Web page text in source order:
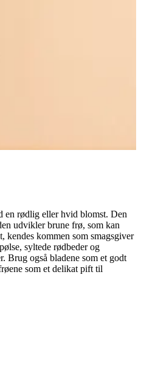
en rødlig eller hvid blomst. Den
udvikler brune frø, som kan
kendes kommen som smagsgiver
syltede rødbeder og
Brug også bladene som et godt
som et delikat pift til